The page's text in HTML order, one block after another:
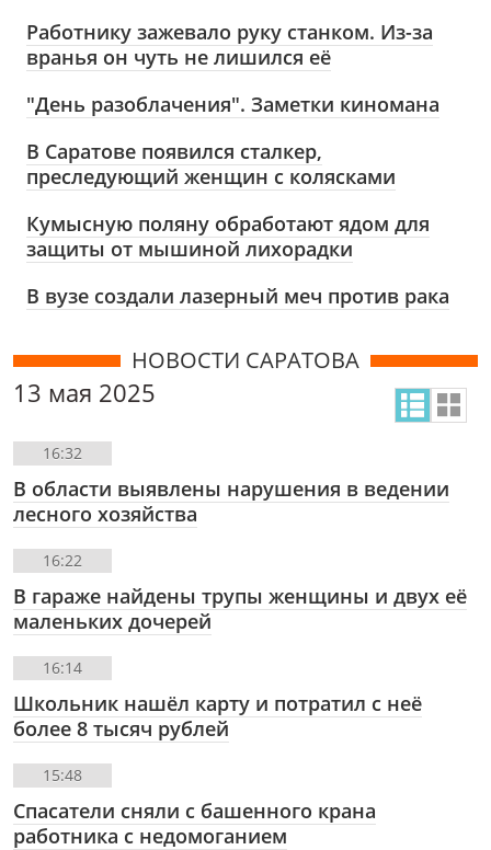
Работнику зажевало руку станком. Из-за
вранья он чуть не лишился её
"День разоблачения". Заметки киномана
В Саратове появился сталкер,
преследующий женщин с колясками
Кумысную поляну обработают ядом для
защиты от мышиной лихорадки
В вузе создали лазерный меч против рака
НОВОСТИ САРАТОВА
13 мая 2025
16:32
В области выявлены нарушения в ведении
лесного хозяйства
16:22
В гараже найдены трупы женщины и двух её
маленьких дочерей
16:14
Школьник нашёл карту и потратил с неё
более 8 тысяч рублей
15:48
Спасатели сняли с башенного крана
работника с недомоганием